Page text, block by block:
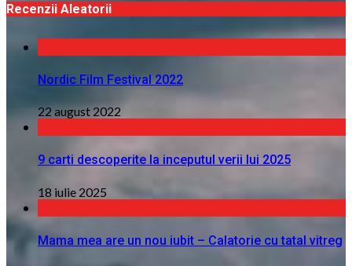
Recenzii Aleatorii
Nordic Film Festival 2022
22 august 2022
9 carti descoperite la inceputul verii lui 2025
18 iulie 2025
Mama mea are un nou iubit – Calatorie cu tatal vitreg